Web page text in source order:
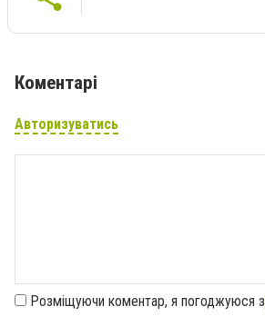
Коментарі
Авторизуватись
Розміщуючи коментар, я погоджуюся з